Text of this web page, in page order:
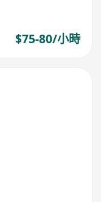
$75-80/小時